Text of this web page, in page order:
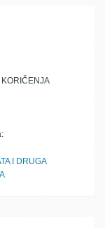
KORIČENJA
I DRUGA